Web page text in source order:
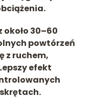
30–60
powtórzeń
z ruchem,
efekt